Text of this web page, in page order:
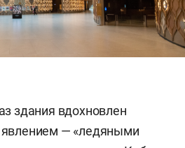
здания вдохновлен
— «ледяными